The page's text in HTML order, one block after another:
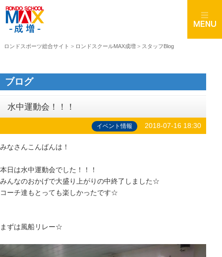
ロンドスポーツ総合サイト > ロンドスクールMAX成増 > スタッフBlog
ブログ
水中運動会！！！
イベント情報 2018-07-16 18:30
みなさんこんばんは！
本日は水中運動会でした！！！
みんなのおかげで大盛り上がりの中終了しました☆
コーチ達もとっても楽しかったです☆
まずは風船リレー☆